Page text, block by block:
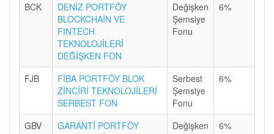
BCK
DENİZ PORTFÖY
BLOCKCHAİN VE
FINTECH
TEKNOLOJİLERİ
DEĞİŞKEN FON
Değişken
Şemsiye
Fonu
6%
FJB
FİBA PORTFÖY BLOK
ZİNCİRİ TEKNOLOJİLERİ
SERBEST FON
Serbest
Şemsiye
Fonu
6%
GBV
GARANTİ PORTFÖY
Değişken
6%